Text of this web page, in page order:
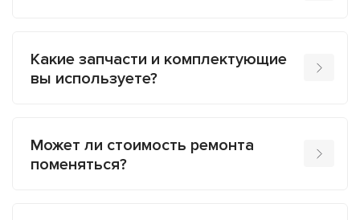
Какие запчасти и комплектующие
вы используете?
Может ли стоимость ремонта
поменяться?